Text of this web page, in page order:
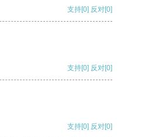
支持[0] 反对[0]
支持[0] 反对[0]
支持[0] 反对[0]